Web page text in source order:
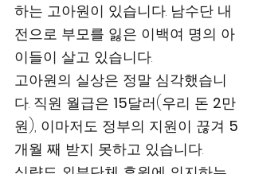
하는 고아원이 있습니다. 남수단 내
전으로 부모를 잃은 이백여 명의 아
이들이 살고 있습니다.
고아원의 실상은 정말 심각했습니
다. 직원 월급은 15달러(우리 돈 2만
원), 이마저도 정부의 지원이 끊겨 5
개월 째 받지 못하고 있습니다.